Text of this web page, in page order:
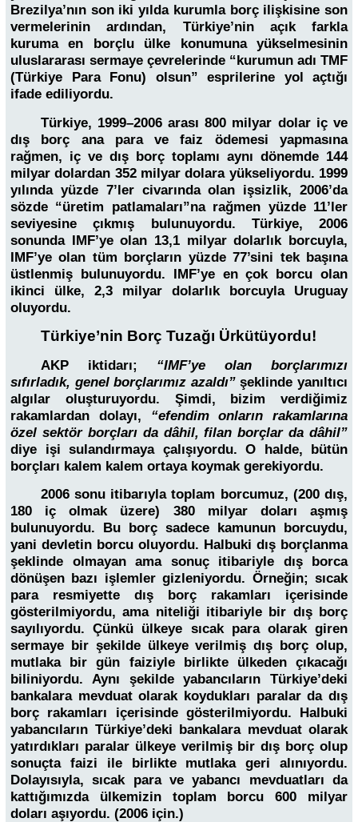
Brezilya’nın son iki yılda kurumla borç ilişkisine son
vermelerinin ardından, Türkiye’nin açık farkla
kuruma en borçlu ülke konumuna yükselmesinin
uluslararası sermaye çevrelerinde “kurumun adı TMF
(Türkiye Para Fonu) olsun” esprilerine yol açtığı
ifade ediliyordu.
Türkiye, 1999–2006 arası 800 milyar dolar iç ve
dış borç ana para ve faiz ödemesi yapmasına
rağmen, iç ve dış borç toplamı aynı dönemde 144
milyar dolardan 352 milyar dolara yükseliyordu. 1999
yılında yüzde 7’ler civarında olan işsizlik, 2006’da
sözde “üretim patlamaları”na rağmen yüzde 11’ler
seviyesine çıkmış bulunuyordu. Türkiye, 2006
sonunda IMF’ye olan 13,1 milyar dolarlık borcuyla,
IMF’ye olan tüm borçların yüzde 77’sini tek başına
üstlenmiş bulunuyordu. IMF’ye en çok borcu olan
ikinci ülke, 2,3 milyar dolarlık borcuyla Uruguay
oluyordu.
Türkiye’nin Borç Tuzağı Ürkütüyordu!
AKP iktidarı; “IMF’ye olan borçlarımızı
sıfırladık, genel borçlarımız azaldı”şeklinde yanıltıcı
algılar oluşturuyordu. Şimdi, bizim verdiğimiz
rakamlardan dolayı, “efendim onların rakamlarına
özel sektör borçları da dâhil, filan borçlar da dâhil”
diye işi sulandırmaya çalışıyordu. O halde, bütün
borçları kalem kalem ortaya koymak gerekiyordu.
2006 sonu itibarıyla toplam borcumuz, (200 dış,
180 iç olmak üzere) 380 milyar doları aşmış
bulunuyordu. Bu borç sadece kamunun borcuydu,
yani devletin borcu oluyordu. Halbuki dış borçlanma
şeklinde olmayan ama sonuç itibariyle dış borca
dönüşen bazı işlemler gizleniyordu. Örneğin; sıcak
para resmiyette dış borç rakamları içerisinde
gösterilmiyordu, ama niteliği itibariyle bir dış borç
sayılıyordu. Çünkü ülkeye sıcak para olarak giren
sermaye bir şekilde ülkeye verilmiş dış borç olup,
mutlaka bir gün faiziyle birlikte ülkeden çıkacağı
biliniyordu. Aynı şekilde yabancıların Türkiye’deki
bankalara mevduat olarak koydukları paralar da dış
borç rakamları içerisinde gösterilmiyordu. Halbuki
yabancıların Türkiye’deki bankalara mevduat olarak
yatırdıkları paralar ülkeye verilmiş bir dış borç olup
sonuçta faizi ile birlikte mutlaka geri alınıyordu.
Dolayısıyla, sıcak para ve yabancı mevduatları da
kattığımızda ülkemizin toplam borcu 600 milyar
doları aşıyordu. (2006 için.)